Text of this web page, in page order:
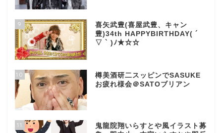
9
喜矢武豊(喜屋武豊、キャン
豊)34th HAPPYBIRTHDAY( ´
▽ ` )ﾉ★☆☆
10
樽美酒研二スッピンでSASUKE
お疲れ様会＠SATOブリアン
11
鬼龍院翔いらすとや風イラスト募